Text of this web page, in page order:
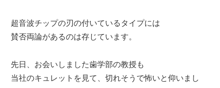
超音波チップの刃の付いているタイプには
賛否両論があるのは存じています。
先日、お会いしました歯学部の教授も
当社のキュレットを見て、切れそうで怖いと仰いまし